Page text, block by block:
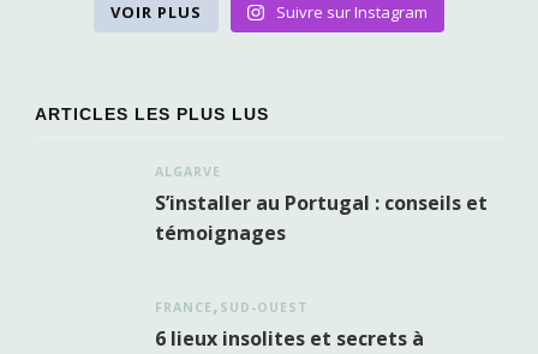
VOIR PLUS Suivre sur Instagram
ARTICLES LES PLUS LUS
ALGARVE
S’installer au Portugal : conseils et
témoignages
FRANCE SUD-OUEST
6 lieux insolites et secrets à